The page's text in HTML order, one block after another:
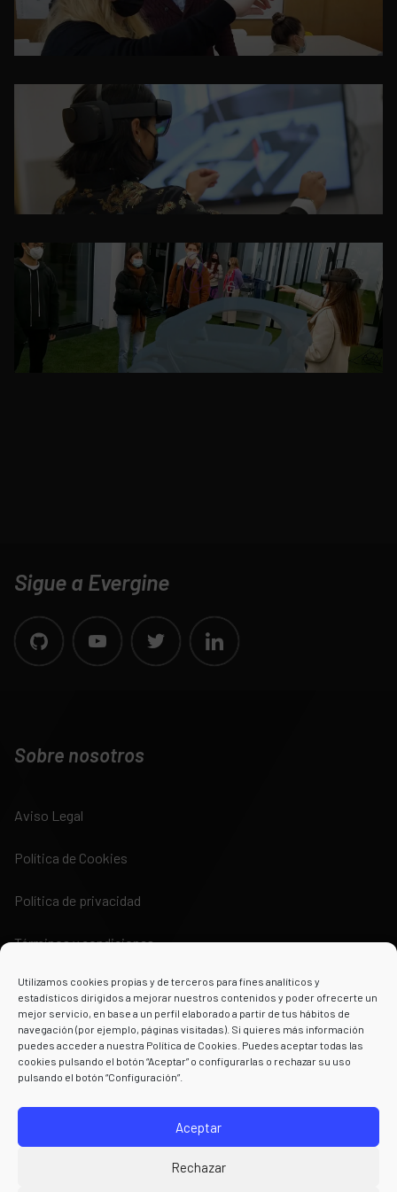
Utilizamos cookies propias y de terceros para fines analíticos y
estadísticos dirigidos a mejorar nuestros contenidos y poder ofrecerte un
mejor servicio, en base a un perfil elaborado a partir de tus hábitos de
navegación (por ejemplo, páginas visitadas). Si quieres más información
puedes acceder a nuestra Política de Cookies. Puedes aceptar todas las
cookies pulsando el botón “Aceptar” o configurarlas o rechazar su uso
pulsando el botón “Configuración”.
Aceptar
Rechazar
Sigue a Evergine
Sobre nosotros
Aviso Legal
Política de Cookies
Política de privacidad
Términos y condiciones
Powered by